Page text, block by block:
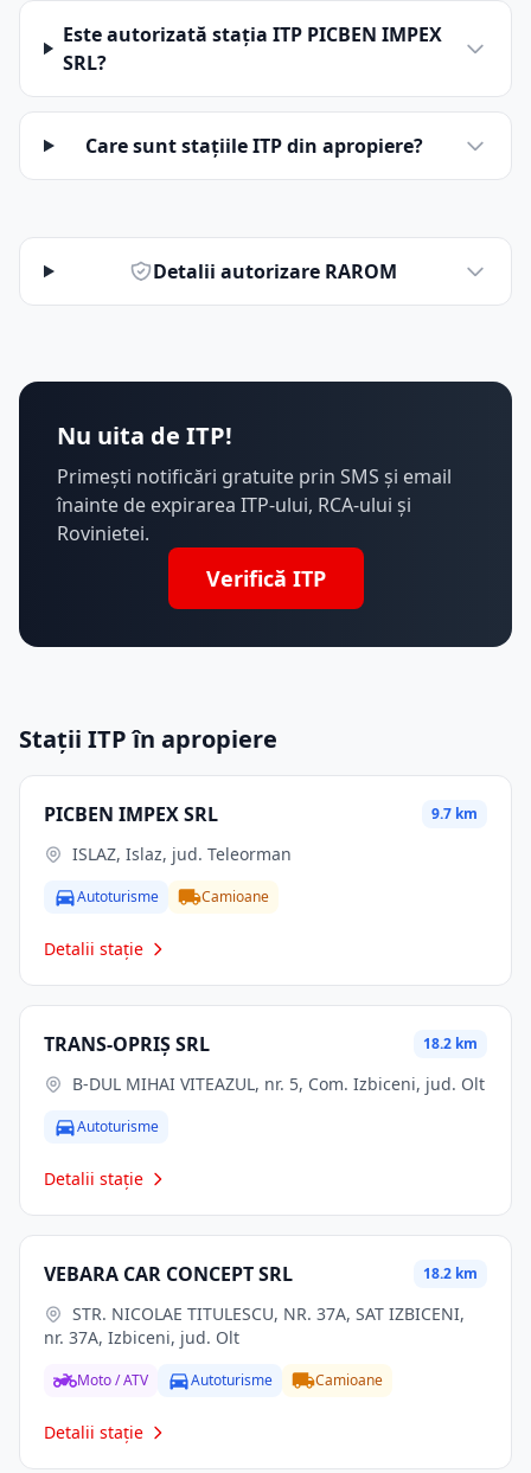
Este autorizată stația ITP PICBEN IMPEX
SRL?
Care sunt stațiile ITP din apropiere?
Detalii autorizare RAROM
Nu uita de ITP!
Primești notificări gratuite prin SMS și email
înainte de expirarea ITP-ului, RCA-ului și
Rovinietei.
Verifică ITP
Stații ITP în apropiere
PICBEN IMPEX SRL 9.7 km
ISLAZ, Islaz, jud. Teleorman
Autoturisme Camioane
Detalii stație
TRANS-OPRIŞ SRL 18.2 km
B-DUL MIHAI VITEAZUL, nr. 5, Com. Izbiceni, jud. Olt
Autoturisme
Detalii stație
VEBARA CAR CONCEPT SRL 18.2 km
nr. 37A, Izbiceni, jud. Olt
Moto / ATV Autoturisme Camioane
Detalii stație